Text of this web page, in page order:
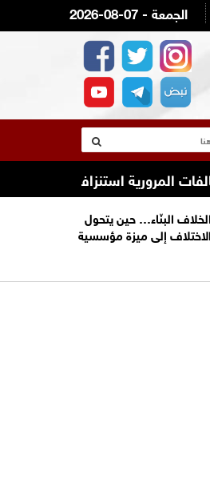
2026-08-07 - الجمعة
المرورية استنزاف ميزانية أصحاب
الخلاف البنّاء… حين يتحول
الاختلاف إلى ميزة مؤسسية